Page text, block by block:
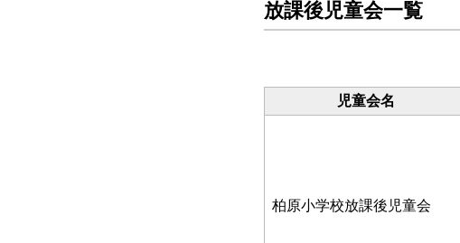
放課後児童会一覧
児童会名
柏原小学校放課後児童会